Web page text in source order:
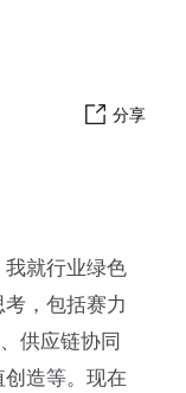
分享
就行业绿色
，包括赛力
供应链协同
造等。现在